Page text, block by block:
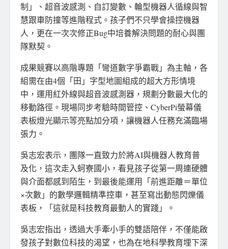
制」、超音波感測、自訂變數、輪型機器人循線與智
慧跟車防撞等進階程式。孩子們不只學會操控機器
人，更在一次次修正Bug中培養解決問題的耐心與團
隊默契。
成果競賽以高階專題「彎道數字爭霸戰」為主軸，各
組需在由4個「田」字型地圖組成的超大方形情境
中，運用紅外線與超音波感測器，規劃分數最大化的
移動路徑。現場同步考驗時間管控、CyberPi螢幕儀
表板燈光顯示等亮點加分項，讓機器人任務充滿臨場
張力。
吳志宏表示，團隊一直致力於將AI與機器人教育普
及化，這次走入蚵寮國小，看見孩子從第一周連硬體
與介面都感到陌生，到最後能運用「前進距離＝單位
×次數」的數學邏輯精準控車，甚至寫出動態閃爍儀
表板，「這就是科技教育最動人的實踐」。
吳志宏指出，透過大手牽小手的雙語陪伴，不僅能啟
發孩子對數位科技的渴望，也為在地科學教育埋下深